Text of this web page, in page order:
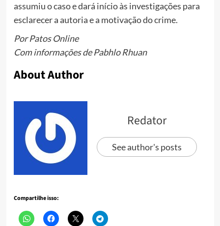
assumiu o caso e dará início às investigações para
esclarecer a autoria e a motivação do crime.
Por Patos Online
Com informações de Pabhlo Rhuan
About Author
Redator
See author's posts
Compartilhe isso: